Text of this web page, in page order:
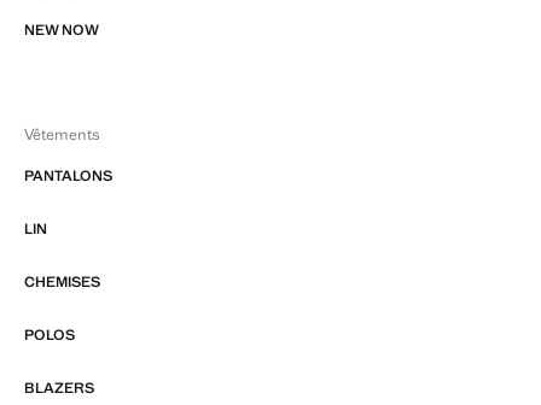
NEW NOW
Vêtements
PANTALONS
LIN
CHEMISES
POLOS
BLAZERS